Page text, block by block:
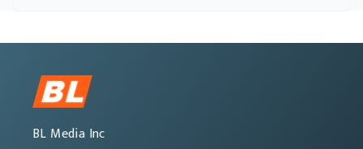
BL Media Inc